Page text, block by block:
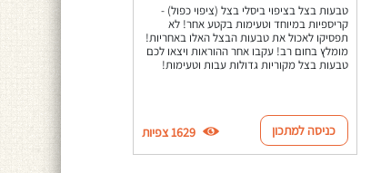
טבעות בצל בציפוי ביסלי בצל (ציפוי כפול) -
קריספיות במיוחד וטעימות בקטע אחר! לא
תפסיקו לאכול את טבעות הבצל האלו באחריות!
מומלץ בחום רב! עקבו אחר ההוראות ויצאו לכם
טבעות בצל מקוריות גדולות עבות וטעימות!
כניסה למתכון 1629 צפיות